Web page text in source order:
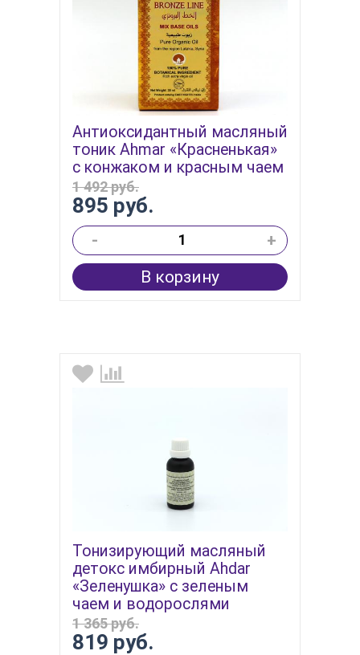
Антиоксидантный масляный
тоник Ahmar «Красненькая»
с конжаком и красным чаем
895 руб.
1 492 руб.
-
+
В корзину
Тонизирующий масляный
детокс имбирный Ahdar
«Зеленушка» с зеленым
чаем и водорослями
819 руб.
1 365 руб.